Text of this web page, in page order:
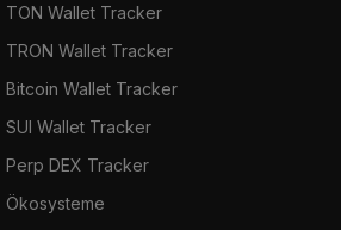
TON Wallet Tracker
TRON Wallet Tracker
Bitcoin Wallet Tracker
SUI Wallet Tracker
Perp DEX Tracker
Ökosysteme